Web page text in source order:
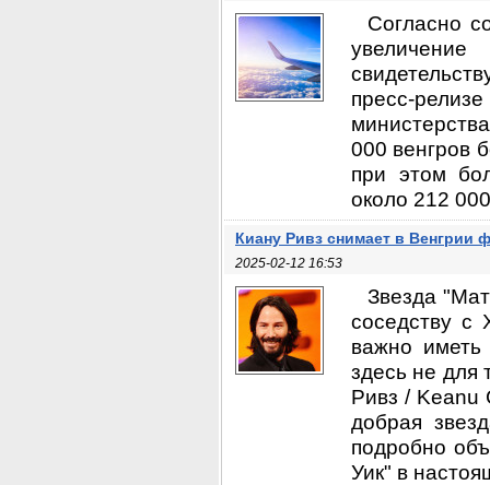
Согласно
пресс-
000 венгров
при этом
около 212
Киану Ривз снимает в Венгрии
2025-02-12 16:53
Звезда
соседству с
важно иметь
здесь не для
Ривз / Keanu
добрая
подробно
Уик" в